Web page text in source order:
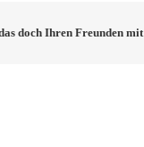
doch Ihren Freunden mit